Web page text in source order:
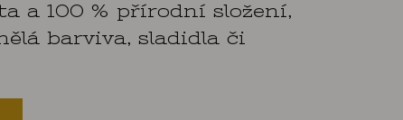
a 100 % přírodní složení,
barviva, sladidla či